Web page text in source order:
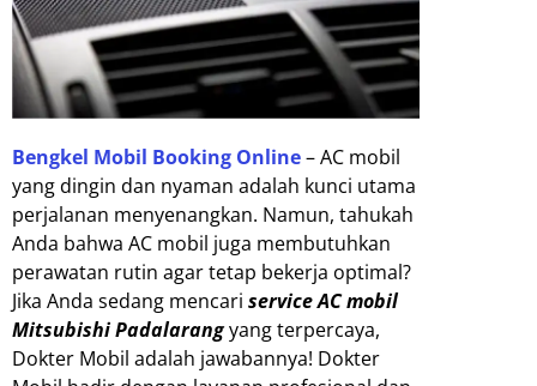
Bengkel Mobil Booking Online– AC mobil
yang dingin dan nyaman adalah kunci utama
perjalanan menyenangkan. Namun, tahukah
Anda bahwa AC mobil juga membutuhkan
perawatan rutin agar tetap bekerja optimal?
Jika Anda sedang mencari service AC mobil
Mitsubishi Padalarangyang terpercaya,
Dokter Mobil adalah jawabannya! Dokter